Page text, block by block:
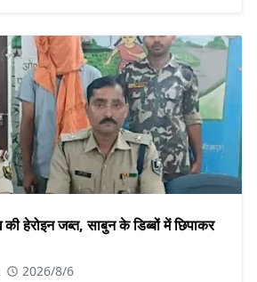
हेरोइन जब्त, साबुन के डिब्बों में छिपाकर
2026/8/6